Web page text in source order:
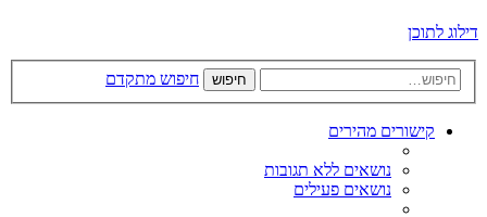
דילוג לתוכן
חיפוש חיפוש מתקדם
קישורים מהירים
נושאים ללא תגובות
נושאים פעילים